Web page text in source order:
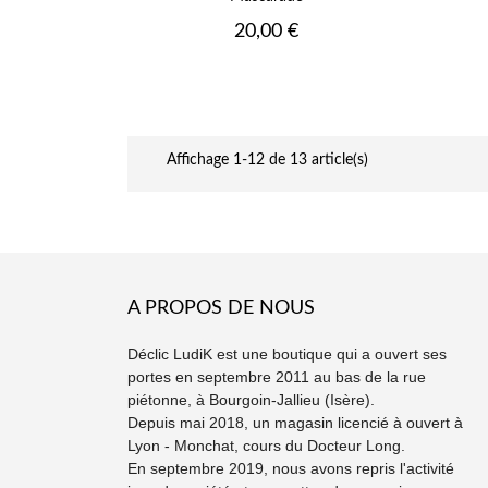
Prix
20,00 €
Affichage 1-12 de 13 article(s)
A PROPOS DE NOUS
Déclic LudiK est une boutique qui a ouvert ses
portes en septembre 2011 au bas de la rue
piétonne, à Bourgoin-Jallieu (Isère).
Depuis mai 2018, un magasin licencié à ouvert à
Lyon - Monchat, cours du Docteur Long.
En septembre 2019, nous avons repris l'activité